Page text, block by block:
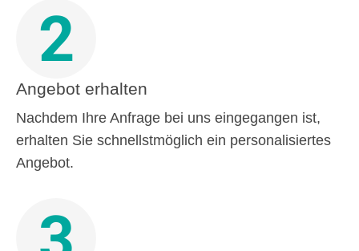
2
Angebot erhalten
Nachdem Ihre Anfrage bei uns eingegangen ist,
erhalten Sie schnellstmöglich ein personalisiertes
Angebot.